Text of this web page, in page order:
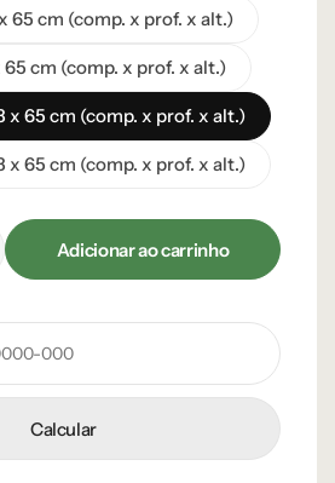
65 cm (comp. x prof. x alt.)
65 cm (comp. x prof. x alt.)
x 65 cm (comp. x prof. x alt.)
x 65 cm (comp. x prof. x alt.)
Adicionar ao carrinho
Calcular